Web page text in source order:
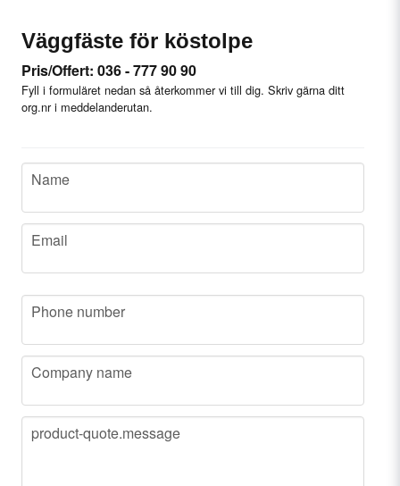
Väggfäste för köstolpe
Pris/Offert: 036 - 777 90 90
Fyll i formuläret nedan så återkommer vi till dig. Skriv gärna ditt
org.nr i meddelanderutan.
name
Name
email
Email
phone
Phone number
company
Company name
message
product-quote.message